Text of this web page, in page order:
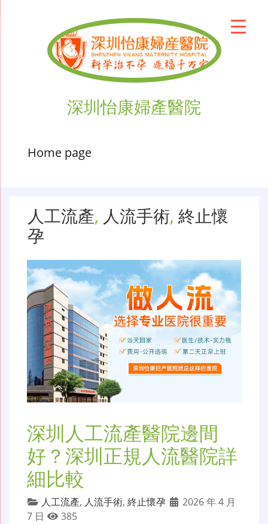
深圳怡康婦產醫院
Home page
人工流產, 人流手術, 終止懷
孕
深圳人工流產醫院邊間
好？深圳正規人流醫院詳
細比較
人工流產, 人流手術, 終止懷孕
2026 年 4 月
7 日
385